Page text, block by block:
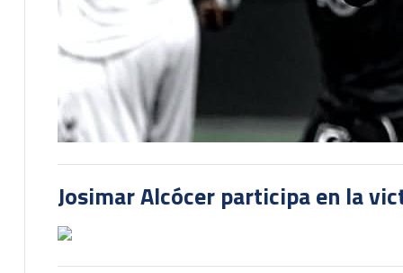
Josimar Alcócer participa en la